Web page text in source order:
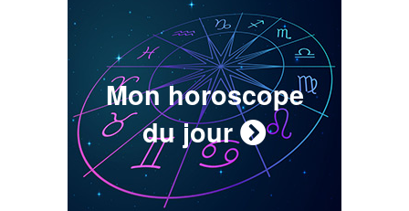
Mon horoscope
du jour